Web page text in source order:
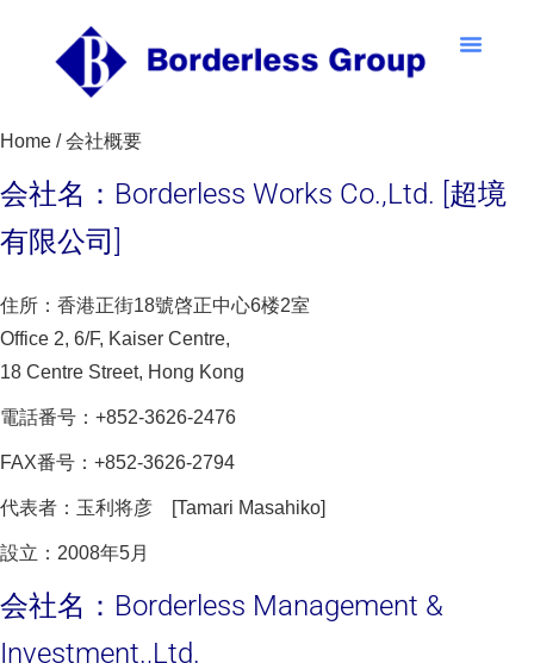
Home / 会社概要
会社名：Borderless Works Co.,Ltd. [超境
有限公司]
住所：香港正街18號啓正中心6楼2室
Office 2, 6/F, Kaiser Centre,
18 Centre Street, Hong Kong
電話番号：+852-3626-2476
FAX番号：+852-3626-2794
代表者：玉利将彦 [Tamari Masahiko]
設立：2008年5月
会社名：Borderless Management &
Investment.,Ltd.